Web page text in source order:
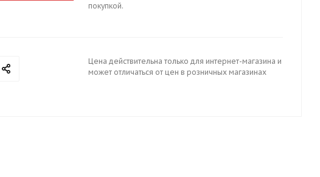
покупкой.
Цена действительна только для интернет-магазина и
может отличаться от цен в розничных магазинах